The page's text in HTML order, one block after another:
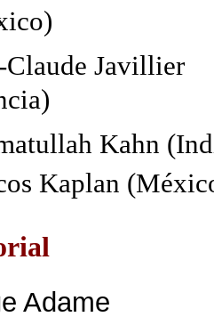
Claude Javillier
Kahn
Kaplan
Adame